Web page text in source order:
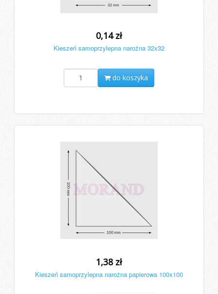
0,14 zł
Kieszeń samoprzylepna narożna 32x32
do koszyka
1,38 zł
Kieszeń samoprzylepna narożna papierowa 100x100